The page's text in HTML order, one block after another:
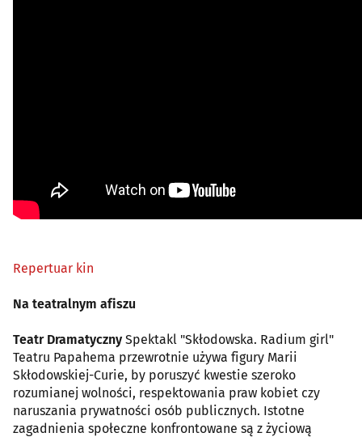
Repertuar kin
Na teatralnym afiszu
Teatr Dramatyczny Spektakl "Skłodowska. Radium girl"
Teatru Papahema przewrotnie używa figury Marii
Skłodowskiej-Curie, by poruszyć kwestie szeroko
rozumianej wolności, respektowania praw kobiet czy
naruszania prywatności osób publicznych. Istotne
zagadnienia społeczne konfrontowane są z życiową